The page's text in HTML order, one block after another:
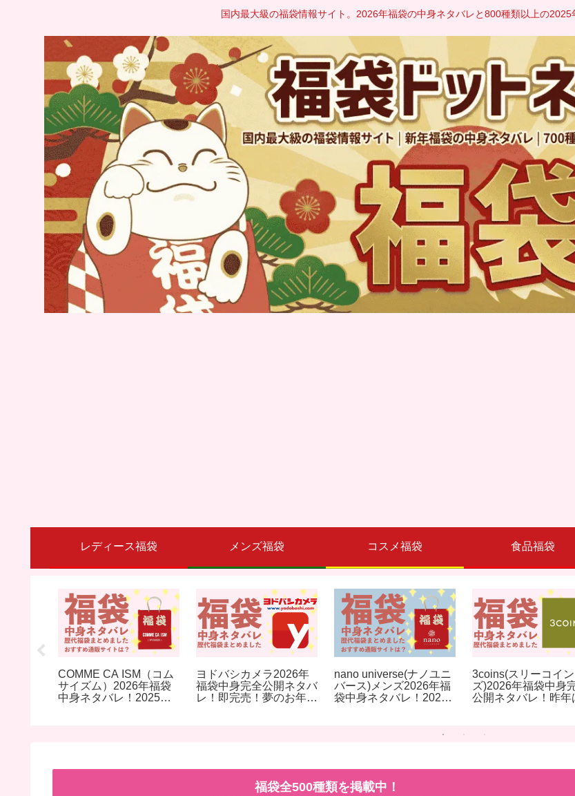
国内最大級の福袋情報サイト。2026年福袋の中身ネタバレと800種類以上の2025
レディース福袋 メンズ福袋 コスメ福袋 食品福袋
COMME CA ISM（コム
サイズム）2026年福袋
中身ネタバレ！2025年
ヨドバシカメラ2026年
福袋中身完全公開ネタバ
レ！即完売！夢のお年玉
nano universe(ナノユニ
バース)メンズ2026年福
袋中身ネタバレ！2025
3coins(スリーコイン
ズ)2026年福袋中身
公開ネタバレ！昨年
リー、ネイルの5種類
福袋全500種類を掲載中！